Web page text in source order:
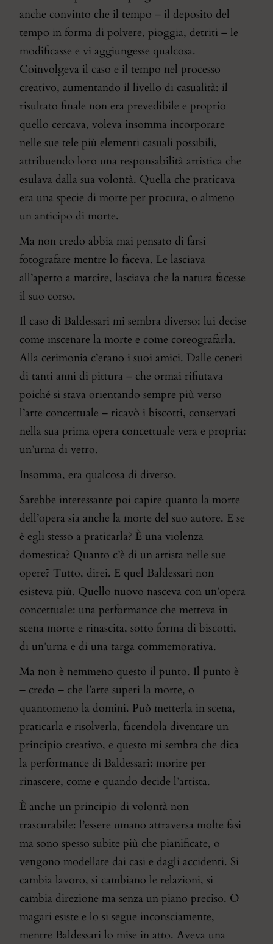
anche convinto che il tempo – il deposito del
tempo in forma di polvere, pioggia, detriti – le
modificasse e vi aggiungesse qualcosa.
Coinvolgeva il caso e il tempo nel processo
creativo, aumentando il livello di casualità: il
risultato finale non era prevedibile e proprio
quello cercava, voleva insomma incorporare
nelle sue tele più elementi casuali possibili,
attribuendo loro una responsabilità artistica che
esulava dalla sua volontà. Quella che praticava
era una specie di morte per procura, o almeno
un anticipo di morte.
Ma non credo abbia mai pensato di farsi
fotografare mentre lo faceva. Le lasciava
all’aperto a marcire, lasciava che la natura facesse
il suo corso.
Il caso di Baldessari mi sembra diverso: lui decise
come inscenare la morte e come coreografarla.
Alla cerimonia c’erano i suoi amici. Dalle ceneri
di tanti anni di pittura – che ormai rifiutava
poiché si stava orientando sempre più verso
l’arte concettuale – ricavò i biscotti, conservati
nella sua prima opera concettuale vera e propria:
un’urna di vetro.
Insomma, era qualcosa di diverso.
Sarebbe interessante poi capire quanto la morte
dell’opera sia anche la morte del suo autore. E se
è egli stesso a praticarla? È una violenza
domestica? Quanto c’è di un artista nelle sue
opere? Tutto, direi. E quel Baldessari non
esisteva più. Quello nuovo nasceva con un’opera
concettuale: una performance che metteva in
scena morte e rinascita, sotto forma di biscotti,
di un’urna e di una targa commemorativa.
Ma non è nemmeno questo il punto. Il punto è
– credo – che l’arte superi la morte, o
quantomeno la domini. Può metterla in scena,
praticarla e risolverla, facendola diventare un
principio creativo, e questo mi sembra che dica
la performance di Baldessari: morire per
rinascere, come e quando decide l’artista.
È anche un principio di volontà non
trascurabile: l’essere umano attraversa molte fasi
ma sono spesso subite più che pianificate, o
vengono modellate dai casi e dagli accidenti. Si
cambia lavoro, si cambiano le relazioni, si
cambia direzione ma senza un piano preciso. O
magari esiste e lo si segue inconsciamente,
mentre Baldessari lo mise in atto. Aveva una